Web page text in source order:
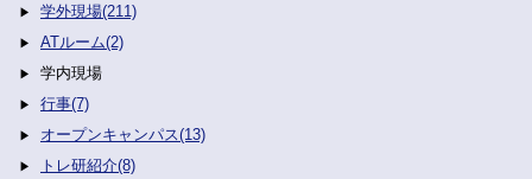
学外現場(211)
ATルーム(2)
学内現場
行事(7)
オープンキャンパス(13)
トレ研紹介(8)